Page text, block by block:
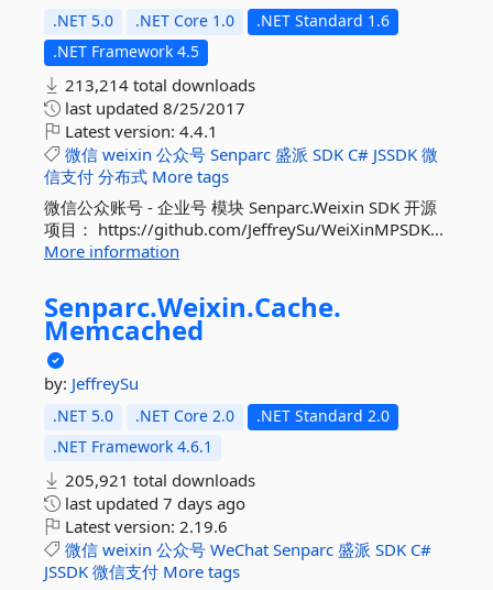
.NET 5.0 .NET Core 1.0
.NET Standard 1.6
.NET Framework 4.5
213,214 total downloads
last updated 8/25/2017
Latest version: 4.4.1
微信 weixin 公众号 Senparc 盛派 SDK C# JSSDK 微
信支付 分布式 More tags
微信公众账号 - 企业号 模块 Senparc.Weixin SDK 开源
项目： https://github.com/JeffreySu/WeiXinMPSDK...
More information
Senparc.Weixin.Cache.
Memcached
by: JeffreySu
.NET 5.0 .NET Core 2.0
.NET Standard 2.0
.NET Framework 4.6.1
205,921 total downloads
last updated 7 days ago
Latest version: 2.19.6
微信 weixin 公众号 WeChat Senparc 盛派 SDK C#
JSSDK 微信支付 More tags